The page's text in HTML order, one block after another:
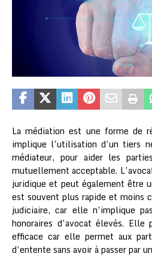
La médiation est une forme de
implique l’utilisation d’un tiers
médiateur, pour aider les
mutuellement acceptable.
juridique et peut également être
est souvent plus rapide et moins
judiciaire, car elle n’implique
honoraires d’avocat élevés.
efficace car elle permet aux
d’entente sans avoir à passer par